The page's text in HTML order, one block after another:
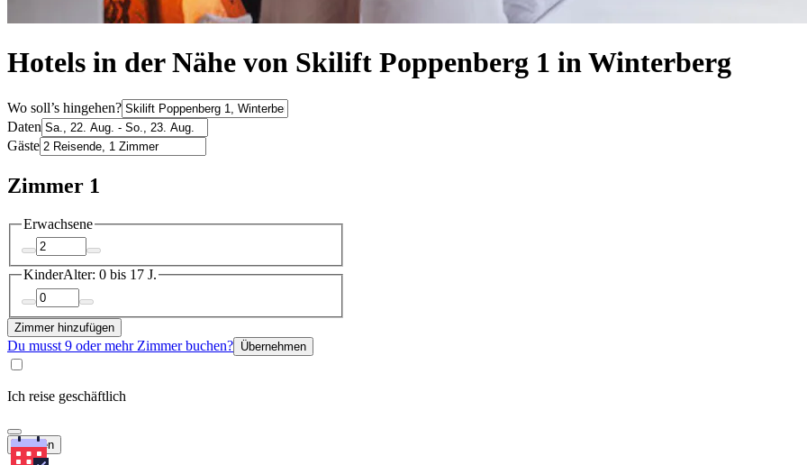
Hotels in der Nähe von Skilift Poppenberg 1 in Winterberg
Wo soll’s hingehen?
Daten
Gäste
Zimmer 1
Erwachsene
KinderAlter: 0 bis 17 J.
Zimmer hinzufügen
Du musst 9 oder mehr Zimmer buchen? Übernehmen
Ich reise geschäftlich
Suchen